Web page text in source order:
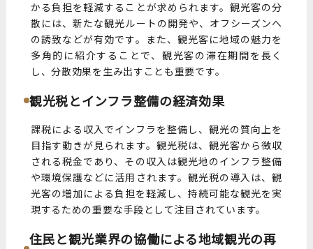
かる負担を軽減することが求められます。観光客の分
散には、新たな観光ルートの開発や、オフシーズンへ
の誘致などが有効です。また、観光客に地域の魅力を
多角的に紹介することで、観光客の滞在期間を長く
し、分散効果を生み出すことも重要です。
観光税とインフラ整備の経済効果
課税による収入でインフラを整備し、観光の質向上を
目指す動きが見られます。観光税は、観光客から徴収
される税金であり、その収入は観光地のインフラ整備
や環境保護などに活用されます。観光税の導入は、観
光客の増加による負担を軽減し、持続可能な観光を実
現するための重要な手段として注目されています。
住民と観光業界の協働による地域観光の再